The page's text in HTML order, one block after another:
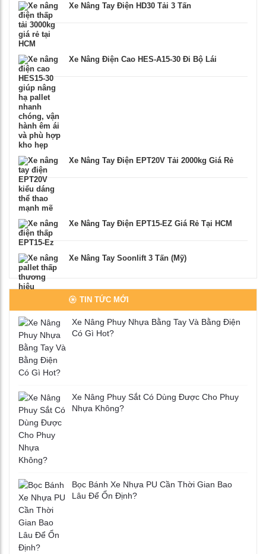
Xe Nâng Tay Điện HD30 Tải 3 Tấn
Xe Nâng Điện Cao HES-A15-30 Đi Bộ Lái
Xe Nâng Tay Điện EPT20V Tải 2000kg Giá Rẻ
Xe Nâng Tay Điện EPT15-EZ Giá Rẻ Tại HCM
Xe Nâng Tay Soonlift 3 Tấn (Mỹ)
TIN TỨC MỚI
Xe Nâng Phuy Nhựa Bằng Tay Và Bằng Điện
Có Gì Hot?
Xe Nâng Phuy Sắt Có Dùng Được Cho Phuy
Nhựa Không?
Bọc Bánh Xe Nhựa PU Cần Thời Gian Bao
Lâu Để Ổn Định?